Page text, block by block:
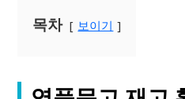
목차 보이기